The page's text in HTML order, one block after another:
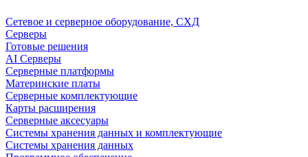
Сетевое и серверное оборудование, СХД
Cерверы
Готовые решения
AI Серверы
Серверные платформы
Материнские платы
Серверные комплектующие
Карты расширения
Серверные аксесуары
Системы хранения данных и комплектующие
Системы хранения данных